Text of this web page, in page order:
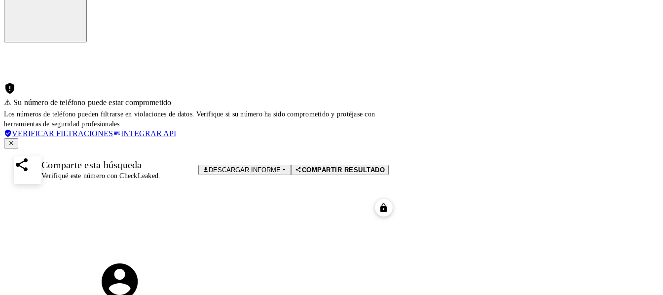
⚠️ Su número de teléfono puede estar comprometido
Los números de teléfono pueden filtrarse en violaciones de datos. Verifique si su número ha sido comprometido y protéjase con
herramientas de seguridad profesionales.
VERIFICAR FILTRACIONES INTEGRAR API
Comparte esta búsqueda
Verifiqué este número con CheckLeaked.
DESCARGAR INFORME COMPARTIR RESULTADO